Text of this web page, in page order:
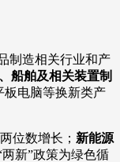
制造相关行业和产
船舶及相关装置制
板电脑等换新类产
位数增长； 新能源
新”政策为绿色循